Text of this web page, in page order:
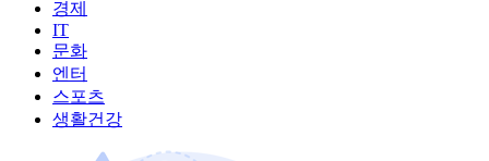
경제
IT
문화
엔터
스포츠
생활건강